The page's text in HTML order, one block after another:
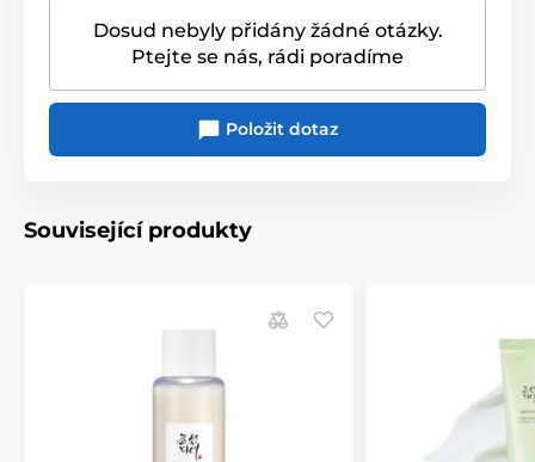
Dosud nebyly přidány žádné otázky.
Ptejte se nás, rádi poradíme
Položit dotaz
Související produkty